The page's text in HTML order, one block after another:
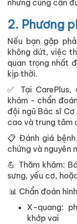
nhưng cũng cần
2. Phương
Nếu bạn gặp
không dứt, việc
quan trọng nhất
kịp thời.
✅ Tại
khám - chẩn
đội ngũ Bác sĩ
cao và trung tâm
📋 Đánh giá
chứng và nguyên
💪 Thăm khám:
sưng, yếu cơ,
📊 Chẩn đoán
X-quang:
khớp vai